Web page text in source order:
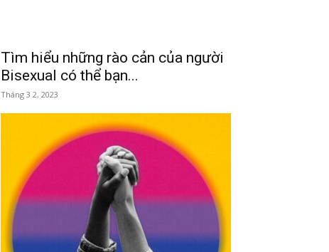
Tìm hiểu những rào cản của người
Bisexual có thể bạn...
Tháng 3 2, 2023